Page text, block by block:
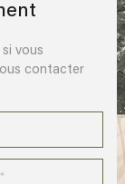
vous
contacter